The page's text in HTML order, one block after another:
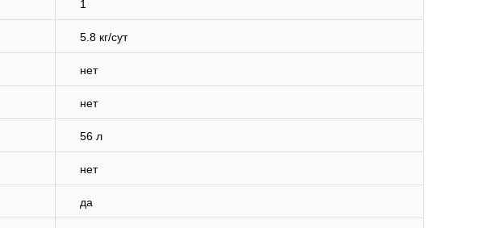
1
5.8 кг/сут
нет
нет
56 л
нет
да